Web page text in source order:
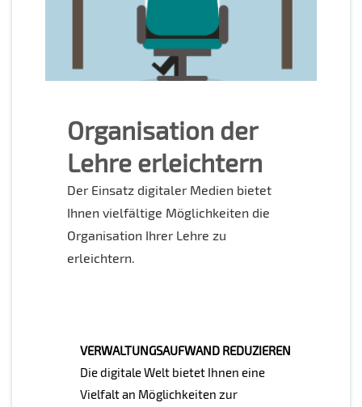
Organisation der
Lehre erleichtern
Der Einsatz digitaler Medien bietet
Ihnen vielfältige Möglichkeiten die
Organisation Ihrer Lehre zu
erleichtern.
VERWALTUNGSAUFWAND REDUZIEREN
Die digitale Welt bietet Ihnen eine
Vielfalt an Möglichkeiten zur